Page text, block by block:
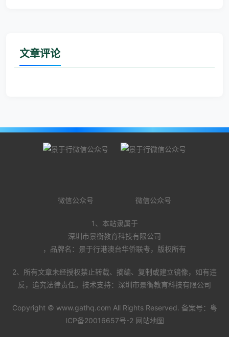
文章评论
微信公众号 微信公众号
1、本站隶属于
深圳市景衡教育科技有限公司
，品牌名：景于行港澳台华侨联考，版权所有
2、所有文章未经授权禁止转载、摘编、复制或建立镜像，如有违
反，追究法律责任。技术支持：深圳市景衡教育科技有限公司
Copyright © www.gathq.com All Rights Reserved. 备案号： 粤
ICP备20016657号-2 网站地图